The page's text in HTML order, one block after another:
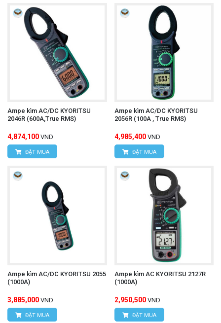
Ampe kìm AC/DC KYORITSU
2046R (600A,True RMS)
4,874,100 VND
ĐẶT MUA
Ampe kìm AC/DC KYORITSU
2056R (100A , True RMS)
4,985,400 VND
ĐẶT MUA
Ampe kìm AC/DC KYORITSU 2055
(1000A)
3,885,000 VND
ĐẶT MUA
Ampe kìm AC KYORITSU 2127R
(1000A)
2,950,500 VND
ĐẶT MUA